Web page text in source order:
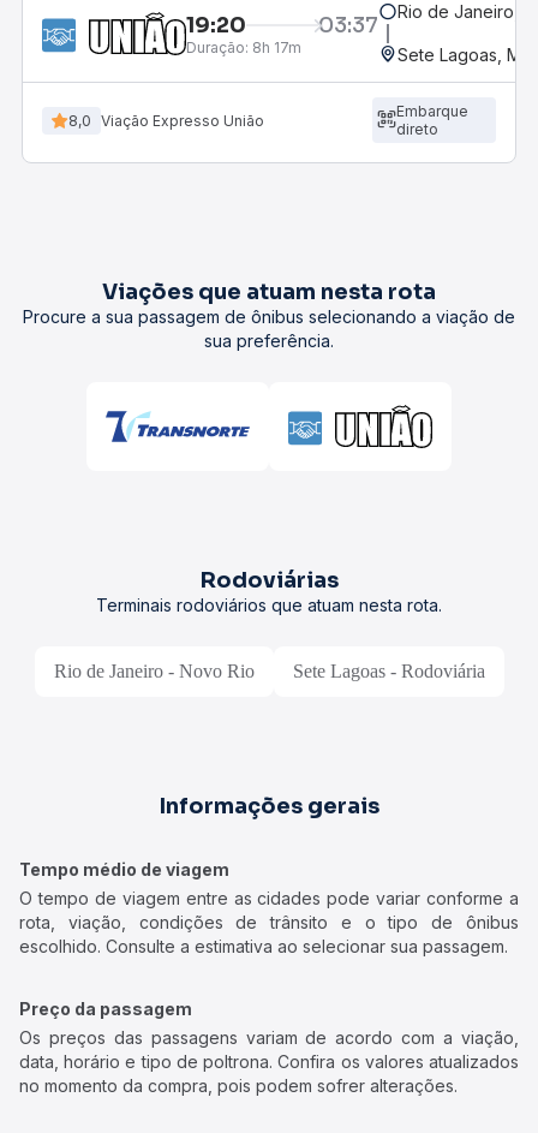
19:20 03:37
Duração: 8h 17m
Rio de Janeiro,
Sete Lagoas,
8,0 Viação Expresso União
Embarque
direto
Viações que atuam nesta rota
Procure a sua passagem de ônibus selecionando a viação de
sua preferência.
Rodoviárias
Terminais rodoviários que atuam nesta rota.
Rio de Janeiro - Novo Rio Sete Lagoas - Rodoviária
Informações gerais
Tempo médio de viagem
O tempo de viagem entre as cidades pode variar conforme a
rota, viação, condições de trânsito e o tipo de ônibus
escolhido. Consulte a estimativa ao selecionar sua passagem.
Preço da passagem
Os preços das passagens variam de acordo com a viação,
data, horário e tipo de poltrona. Confira os valores atualizados
no momento da compra, pois podem sofrer alterações.